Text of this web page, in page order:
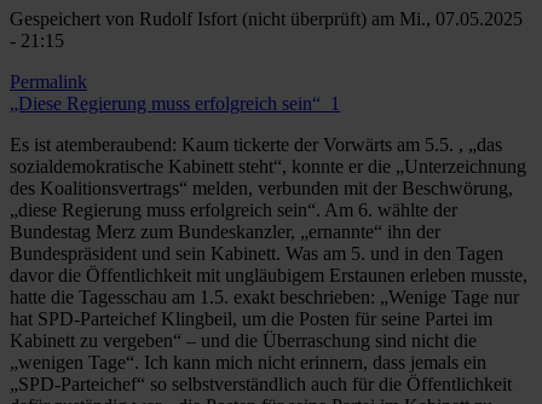
Gespeichert von Rudolf Isfort (nicht überprüft) am Mi., 07.05.2025
- 21:15
Permalink
„Diese Regierung muss erfolgreich sein“_1
Es ist atemberaubend: Kaum tickerte der Vorwärts am 5.5. , „das
sozialdemokratische Kabinett steht“, konnte er die „Unterzeichnung
des Koalitionsvertrags“ melden, verbunden mit der Beschwörung,
„diese Regierung muss erfolgreich sein“. Am 6. wählte der
Bundestag Merz zum Bundeskanzler, „ernannte“ ihn der
Bundespräsident und sein Kabinett. Was am 5. und in den Tagen
davor die Öffentlichkeit mit ungläubigem Erstaunen erleben musste,
hatte die Tagesschau am 1.5. exakt beschrieben: „Wenige Tage nur
hat SPD-Parteichef Klingbeil, um die Posten für seine Partei im
Kabinett zu vergeben“ – und die Überraschung sind nicht die
„wenigen Tage“. Ich kann mich nicht erinnern, dass jemals ein
„SPD-Parteichef“ so selbstverständlich auch für die Öffentlichkeit